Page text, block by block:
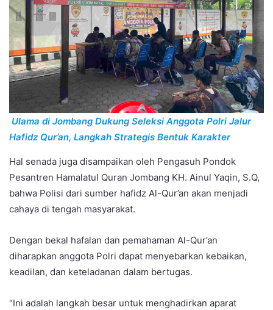
Ulama di Jombang Dukung Seleksi Anggota Polri Jalur
Hafidz Qur’an, Langkah Strategis Bentuk Karakter
Hal senada juga disampaikan oleh Pengasuh Pondok
Pesantren Hamalatul Quran Jombang KH. Ainul Yaqin, S.Q,
bahwa Polisi dari sumber hafidz Al-Qur’an akan menjadi
cahaya di tengah masyarakat.
Dengan bekal hafalan dan pemahaman Al-Qur’an
diharapkan anggota Polri dapat menyebarkan kebaikan,
keadilan, dan keteladanan dalam bertugas.
“Ini adalah langkah besar untuk menghadirkan aparat